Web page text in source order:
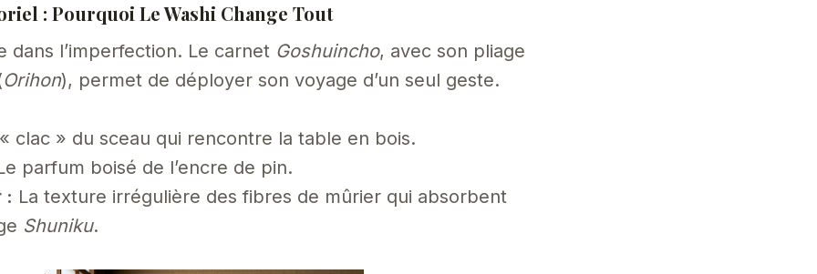
: Pourquoi Le Washi Change Tout
dans l’imperfection. Le carnet Goshuincho, avec son pliage
Orihon), permet de déployer son voyage d’un seul geste.
clac » du sceau qui rencontre la table en bois.
parfum boisé de l’encre de pin.
: La texture irrégulière des fibres de mûrier qui absorbent
Shuniku.